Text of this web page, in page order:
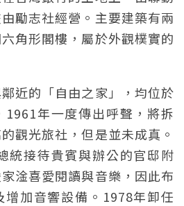
勵志社經營。主要建築有兩
角形閣樓，屬於外觀樸實的
近的「自由之家」，均位於
1961年一度傳出呼聲，將拆
觀光旅社，但是並未成真。
統接待貴賓與辦公的官邸附
淦喜愛閱讀與音樂，因此布
增加音響設備。1978年卸任